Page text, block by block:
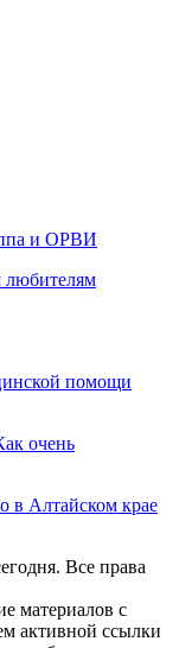
и ОРВИ
любителям
помощи
очень
в Алтайском крае
Все права
материалов с
активной ссылки